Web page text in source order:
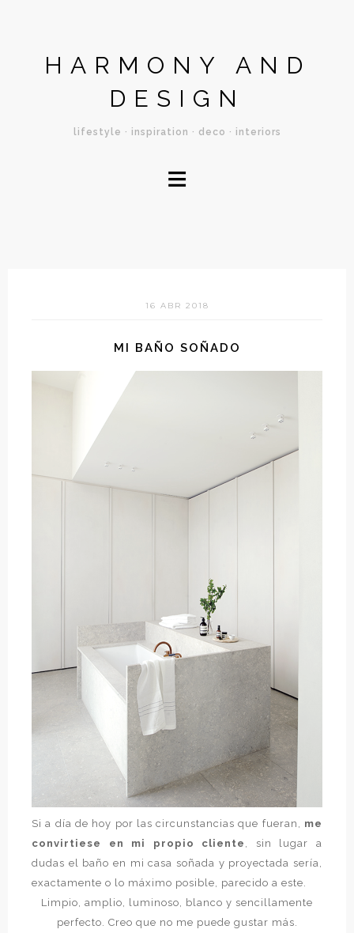
HARMONY AND
DESIGN
lifestyle · inspiration · deco · interiors
≡
16 ABR 2018
MI BAÑO SOÑADO
Si a día de hoy por las circunstancias que fueran, me
convirtiese en mi propio cliente , sin lugar a
dudas el baño en mi casa soñada y proyectada sería,
exactamente o lo máximo posible, parecido a este.
Limpio, amplio, luminoso, blanco y sencillamente
perfecto. Creo que no me puede gustar más.